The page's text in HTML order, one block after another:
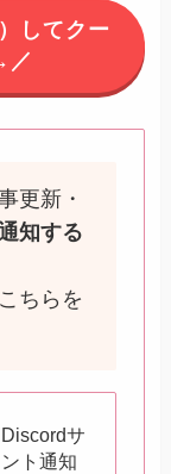
してクー
／
更新・
知する
ちらを
サ
ト通知